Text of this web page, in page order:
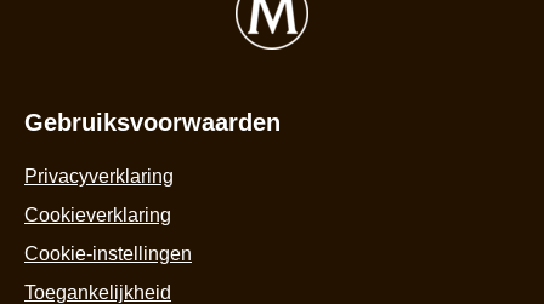
Gebruiksvoorwaarden
Privacyverklaring
Cookieverklaring
Cookie-instellingen
Toegankelijkheid